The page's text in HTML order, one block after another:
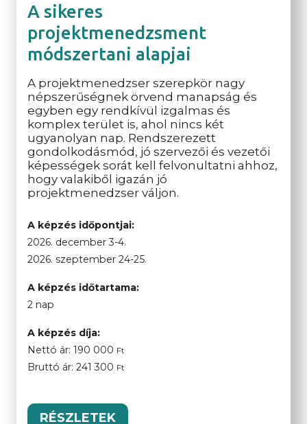
A sikeres
projektmenedzsment
módszertani alapjai
A projektmenedzser szerepkör nagy
népszerűségnek örvend manapság és
egyben egy rendkívül izgalmas és
komplex terület is, ahol nincs két
ugyanolyan nap. Rendszerezett
gondolkodásmód, jó szervezői és vezetői
képességek sorát kell felvonultatni ahhoz,
hogy valakiből igazán jó
projektmenedzser váljon.
A képzés időpontjai:
2026. december 3-4.
2026. szeptember 24-25.
A képzés időtartama:
2 nap
A képzés díja:
Nettó ár: 190 000 Ft
Bruttó ár: 241 300 Ft
RÉSZLETEK